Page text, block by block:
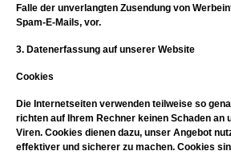
Falle der unverlangten Zusendung von
Spam-E-Mails, vor.
3. Datenerfassung auf unserer Website
Cookies
Die Internetseiten verwenden teilweise so
richten auf Ihrem Rechner keinen Schaden an
Viren. Cookies dienen dazu, unser Angebot
effektiver und sicherer zu machen. Cookies